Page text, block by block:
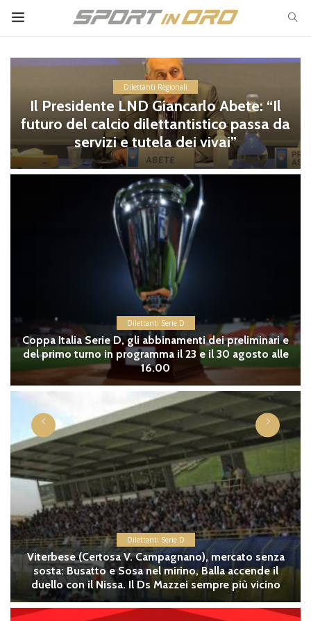
Dilettanti Regionali
Il Presidente LND Giancarlo Abete: “Il
futuro del calcio dilettantistico passa da
servizi e tutela dei vivai”
Dilettanti Serie D
Coppa Italia Serie D, gli abbinamenti dei preliminari e
del primo turno in programma il 23 e il 30 agosto alle
16.00
Dilettanti Serie D
Viterbese (Certosa V. Campagnano), mercato senza
sosta: Busatto e Sosa nel mirino, Balla accende il
duello con il Nissa. Il Ds Mazzei sempre più vicino